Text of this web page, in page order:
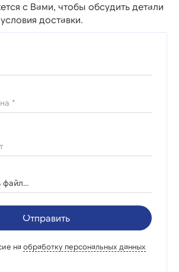
с Вами, чтобы обсудить детали
доставки.
*
файл...
Отправить
на обработку персональных данных